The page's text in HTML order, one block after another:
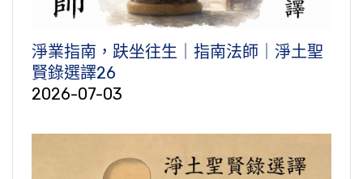
淨業指南，趺坐往生｜指南法師｜淨土聖
賢錄選譯26
2026-07-03